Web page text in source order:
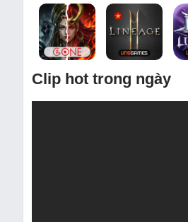
Clip hot trong ngày